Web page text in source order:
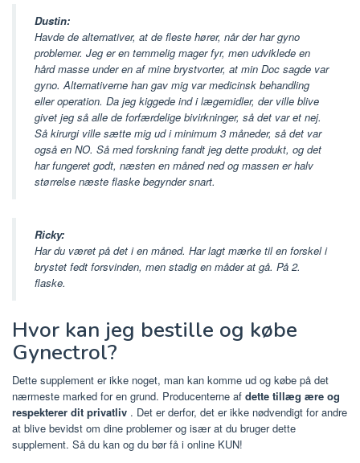
Dustin:
Havde de alternativer, at de fleste hører, når der har gyno
problemer. Jeg er en temmelig mager fyr, men udviklede en
hård masse under en af mine brystvorter, at min Doc sagde var
gyno. Alternativerne han gav mig var medicinsk behandling
eller operation. Da jeg kiggede ind i lægemidler, der ville blive
givet jeg så alle de forfærdelige bivirkninger, så det var et nej.
Så kirurgi ville sætte mig ud i minimum 3 måneder, så det var
også en NO. Så med forskning fandt jeg dette produkt, og det
har fungeret godt, næsten en måned ned og massen er halv
størrelse næste flaske begynder snart.
Ricky:
Har du været på det i en måned. Har lagt mærke til en forskel i
brystet fedt forsvinden, men stadig en måder at gå. På 2.
flaske.
Hvor kan jeg bestille og købe
Gynectrol?
Dette supplement er ikke noget, man kan komme ud og købe på det
nærmeste marked for en grund. Producenterne af dette tillæg ære og
respekterer dit privatliv . Det er derfor, det er ikke nødvendigt for andre
at blive bevidst om dine problemer og især at du bruger dette
supplement. Så du kan og du bør få i online KUN!